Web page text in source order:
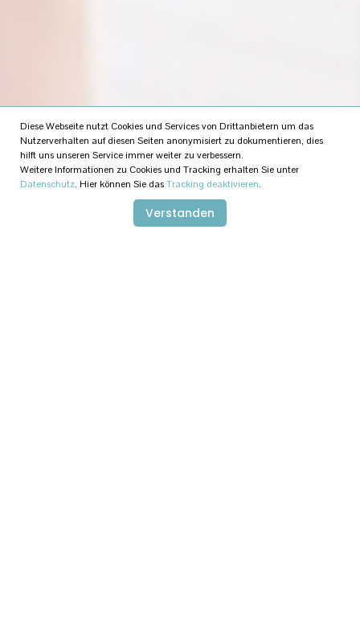
Diese Webseite nutzt Cookies und Services von Drittanbietern um das
Nutzerverhalten auf diesen Seiten anonymisiert zu dokumentieren, dies
hilft uns unseren Service immer weiter zu verbessern.
Weitere Informationen zu Cookies und Tracking erhalten Sie unter
Datenschutz. Hier können Sie dasTracking deaktivieren.
Verstanden